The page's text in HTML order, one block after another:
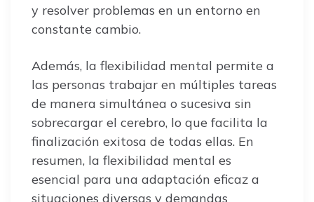
y resolver problemas en un entorno en
constante cambio.
Además, la flexibilidad mental permite a
las personas trabajar en múltiples tareas
de manera simultánea o sucesiva sin
sobrecargar el cerebro, lo que facilita la
finalización exitosa de todas ellas. En
resumen, la flexibilidad mental es
esencial para una adaptación eficaz a
situaciones diversas y demandas